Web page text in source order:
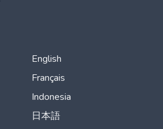
English
Français
Indonesia
日本語